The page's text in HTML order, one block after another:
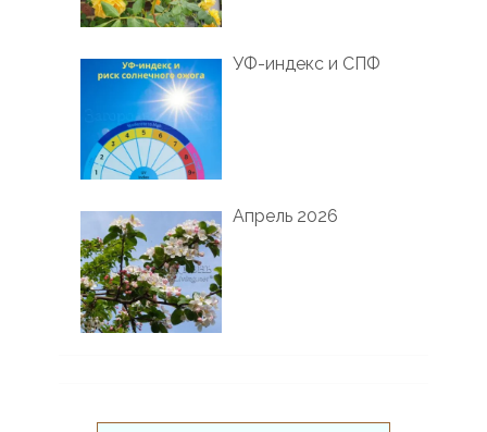
УФ-индекс и СПФ
Апрель 2026